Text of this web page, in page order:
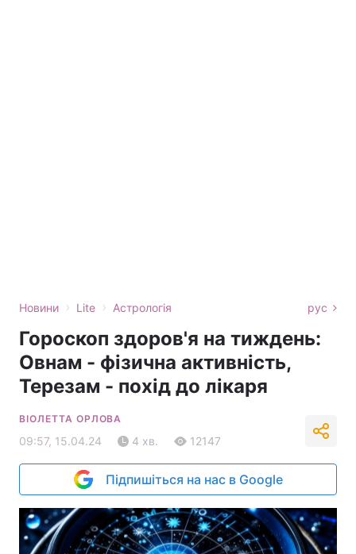
Новини › Lite › Астрологія рус
Гороскоп здоров'я на тиждень:
Овнам - фізична активність,
Терезам - похід до лікаря
ВІОЛЕТТА ОРЛОВА
09:57, 15.04.24 4 хв. 12147
Підпишіться на нас в Google